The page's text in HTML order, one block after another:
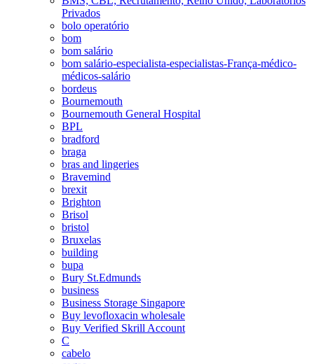
Privados
bolo operatório
bom
bom salário
bom salário-especialista-especialistas-França-médico-
médicos-salário
bordeus
Bournemouth
Bournemouth General Hospital
BPL
bradford
braga
bras and lingeries
Bravemind
brexit
Brighton
Brisol
bristol
Bruxelas
building
bupa
Bury St.Edmunds
business
Business Storage Singapore
Buy levofloxacin wholesale
Buy Verified Skrill Account
C
cabelo